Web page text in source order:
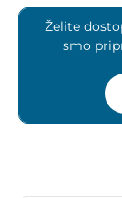
Želite
smo